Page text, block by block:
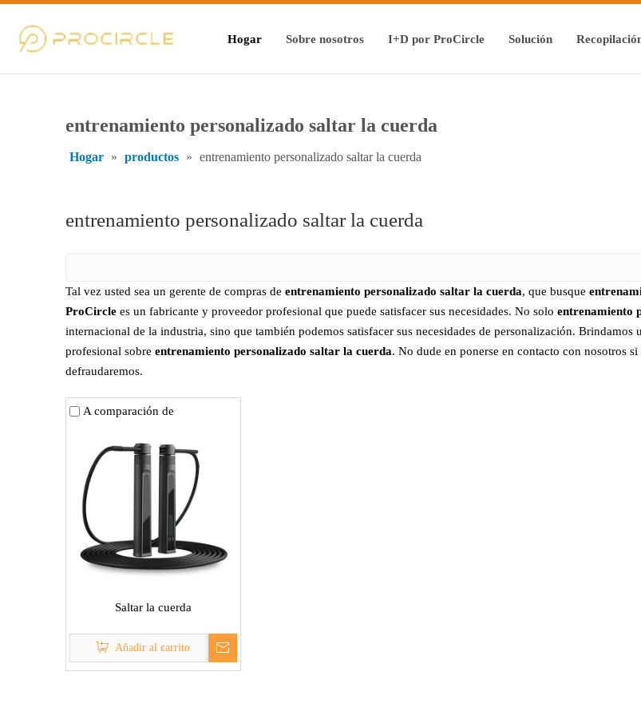
Hogar Sobre nosotros I+D por ProCircle Solución
entrenamiento personalizado saltar la cuerda
Hogar » productos » entrenamiento personalizado saltar la cuerda
entrenamiento personalizado saltar la cuerda
Tal vez usted sea un gerente de compras de entrenamiento personalizado saltar la cuerda, que busque
ProCircle es un fabricante y proveedor profesional que puede satisfacer sus necesidades. No solo entrenamiento
internacional de la industria, sino que también podemos satisfacer sus necesidades de personalización.
profesional sobre entrenamiento personalizado saltar la cuerda. No dude en ponerse en contacto con nosotros si
defraudaremos.
A comparación de
Saltar la cuerda
Añadir al carrito